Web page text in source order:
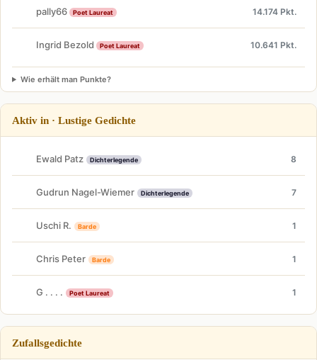
pally66 Poet Laureat 14.174 Pkt.
Ingrid Bezold Poet Laureat 10.641 Pkt.
Wie erhält man Punkte?
Aktiv in · Lustige Gedichte
Ewald Patz Dichterlegende 8
Gudrun Nagel-Wiemer Dichterlegende 7
Uschi R. Barde 1
Chris Peter Barde 1
G . . . . Poet Laureat 1
Zufallsgedichte